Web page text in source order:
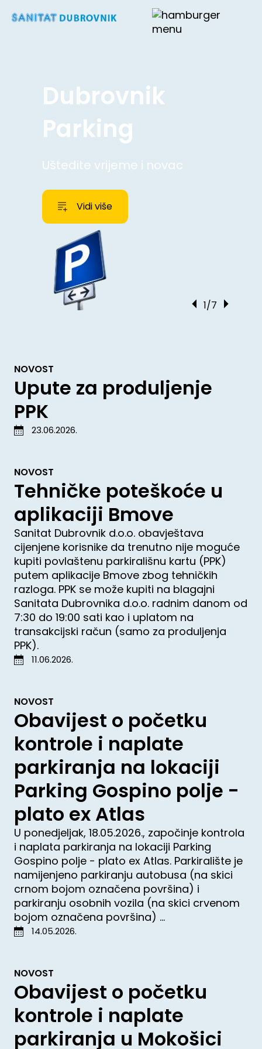
Dubrovnik
Parking
Uštedite vrijeme i novac
Vidi više
1/7
NOVOST
Upute za produljenje
PPK
23.06.2026.
NOVOST
Tehničke poteškoće u
aplikaciji Bmove
Sanitat Dubrovnik d.o.o. obavještava
cijenjene korisnike da trenutno nije moguće
kupiti povlaštenu parkirališnu kartu (PPK)
putem aplikacije Bmove zbog tehničkih
razloga. PPK se može kupiti na blagajni
Sanitata Dubrovnika d.o.o. radnim danom od
7:30 do 19:00 sati kao i uplatom na
transakcijski račun (samo za produljenja
PPK).
11.06.2026.
NOVOST
Obavijest o početku
kontrole i naplate
parkiranja na lokaciji
Parking Gospino polje -
plato ex Atlas
U ponedjeljak, 18.05.2026., započinje kontrola
i naplata parkiranja na lokaciji Parking
Gospino polje - plato ex Atlas. Parkiralište je
namijenjeno parkiranju autobusa (na skici
crnom bojom označena površina) i
parkiranju osobnih vozila (na skici crvenom
bojom označena površina) ...
14.05.2026.
NOVOST
Obavijest o početku
kontrole i naplate
parkiranja u Mokošici